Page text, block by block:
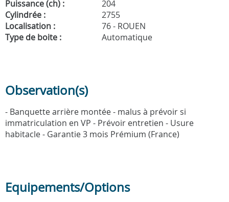
Puissance (ch) :
204
Cylindrée :
2755
Localisation :
76 - ROUEN
Type de boite :
Automatique
Observation(s)
- Banquette arrière montée - malus à prévoir si
immatriculation en VP - Prévoir entretien - Usure
habitacle - Garantie 3 mois Prémium (France)
Equipements/Options